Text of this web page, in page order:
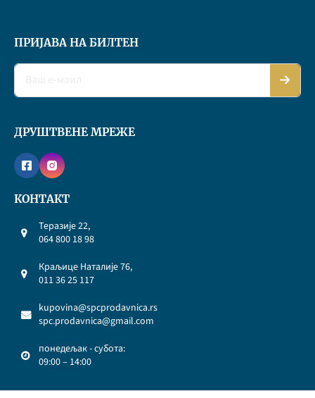
ПРИЈАВА НА БИЛТЕН
ДРУШТВЕНЕ МРЕЖЕ
КОНТАКТ
Теразије 22,
064 800 18 98
Краљице Наталије 76,
011 36 25 117
kupovina@spcprodavnica.rs
spc.prodavnica@gmail.com
понедељак - субота:
09:00 – 14:00